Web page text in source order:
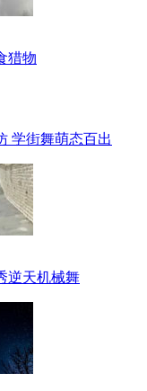
猎物
学街舞萌态百出
逆天机械舞